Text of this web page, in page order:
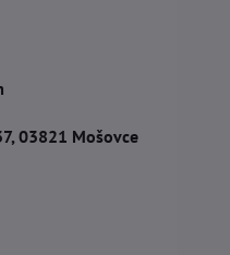
03821 Mošovce